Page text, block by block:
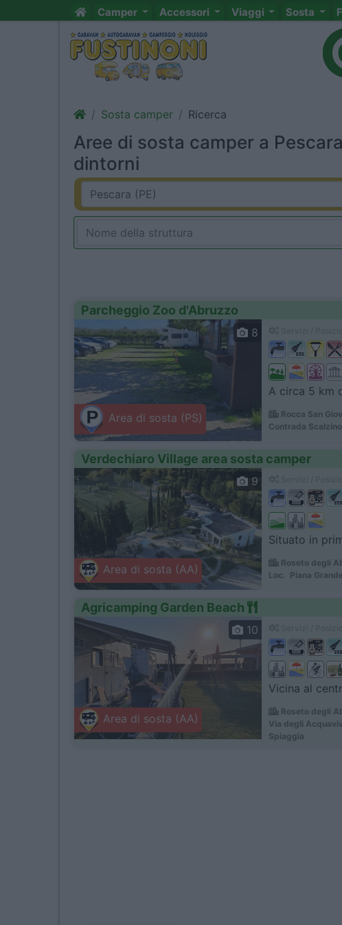
Camper Accessori Viaggi Sosta
Sosta camper Ricerca
Aree di sosta camper a
dintorni
Parcheggio Zoo d'Abruzzo
Area di sosta (PS)
8
A circa 5 km
Rocca San
Contrada
Verdechiaro Village area sosta camper
Area di sosta (AA)
9
Situato in
Roseto degli
Loc. Piana Grande
Agricamping Garden Beach
Area di sosta (AA)
10
Vicina al
Roseto degli
Via degli
Spiaggia